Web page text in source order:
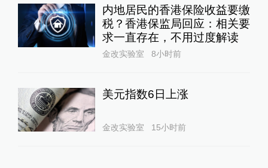
内地居民的香港保险收益要缴
税？香港保监局回应：相关要
求一直存在，不用过度解读
金改实验室 8小时前
美元指数6日上涨
金改实验室 15小时前